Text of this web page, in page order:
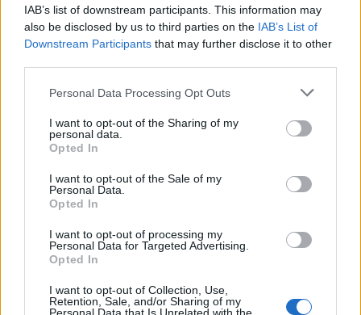
IAB’s list of downstream participants. This information may
also be disclosed by us to third parties on the IAB’s List of
Downstream Participants that may further disclose it to other
Personal Data Processing Opt Outs
I want to opt-out of the Sharing of my
personal data.
Opted In
I want to opt-out of the Sale of my
Personal Data.
Opted In
I want to opt-out of processing my
Personal Data for Targeted Advertising.
Opted In
I want to opt-out of Collection, Use,
Retention, Sale, and/or Sharing of my